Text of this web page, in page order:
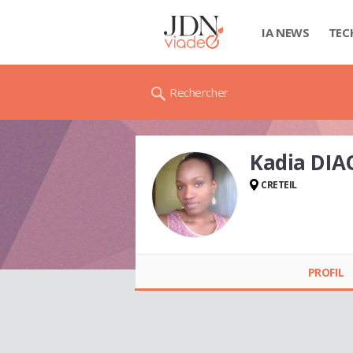
IA NEWS
Rechercher
Kadia
CRETEIL
PROFIL